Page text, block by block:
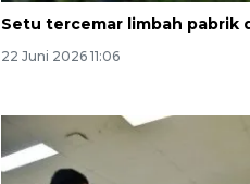
Setu tercemar limbah pabrik
22 Juni 2026 11:06
Awas penipuan
2026-08-07 13:45:00